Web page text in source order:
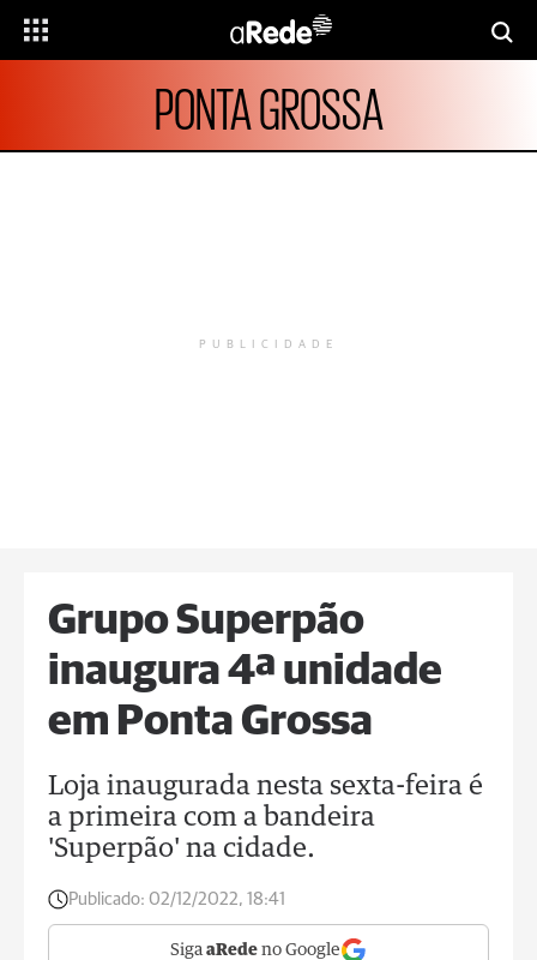
PONTA GROSSA
PUBLICIDADE
Grupo Superpão
inaugura 4ª unidade
em Ponta Grossa
Loja inaugurada nesta sexta-feira é
a primeira com a bandeira
'Superpão' na cidade.
Publicado: 02/12/2022, 18:41
Siga aRede no Google